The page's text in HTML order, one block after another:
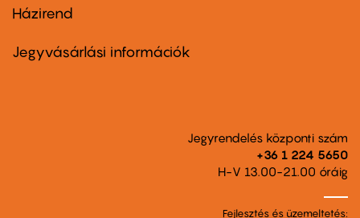
Footer
second
Házirend
Jegyvásárlási információk
Jegyrendelés központi szám
+36 1 224 5650
H-V 13.00-21.00 óráig
Fejlesztés és üzemeltetés: